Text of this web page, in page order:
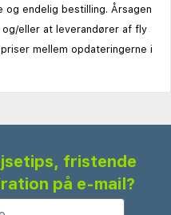
og endelig bestilling. Årsagen
eller at leverandører af fly
mellem opdateringerne i
fristende
på e-mail?